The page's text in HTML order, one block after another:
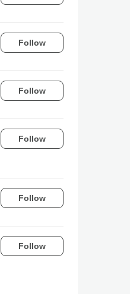
Follow
Follow
Follow
Follow
Follow